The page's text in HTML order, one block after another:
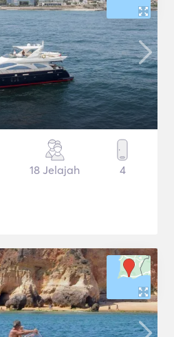
18 Jelajah 4